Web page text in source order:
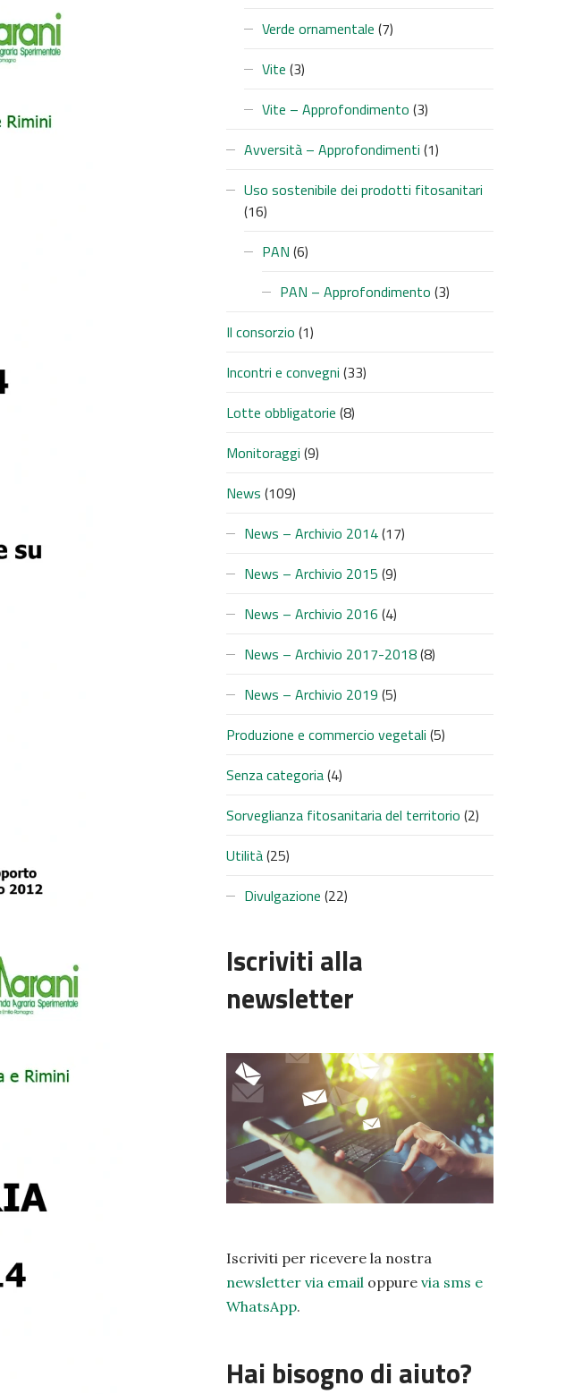
Verde ornamentale (7)
Vite (3)
Vite – Approfondimento (3)
Avversità – Approfondimenti (1)
Uso sostenibile dei prodotti fitosanitari
(16)
PAN (6)
PAN – Approfondimento (3)
Il consorzio (1)
Incontri e convegni (33)
Lotte obbligatorie (8)
Monitoraggi (9)
News (109)
News – Archivio 2014(17)
News – Archivio 2015 (9)
News – Archivio 2016 (4)
News – Archivio 2017-2018(8)
News – Archivio 2019 (5)
Produzione e commercio vegetali (5)
Senza categoria(4)
Sorveglianza fitosanitaria del territorio (2)
Utilità(25)
Divulgazione (22)
Iscriviti alla
newsletter
Iscriviti per ricevere la nostra
newsletter via emailoppure via sms e
WhatsApp.
Hai bisogno di aiuto?